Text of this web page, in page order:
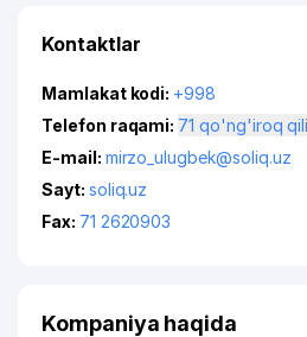
Kontaktlar
Mamlakat kodi: +998
Telefon raqami:
71 qo'ng'iroq
E-mail: mirzo_ulugbek@soliq.uz
Sayt: soliq.uz
Fax: 71 2620903
Kompaniya haqida